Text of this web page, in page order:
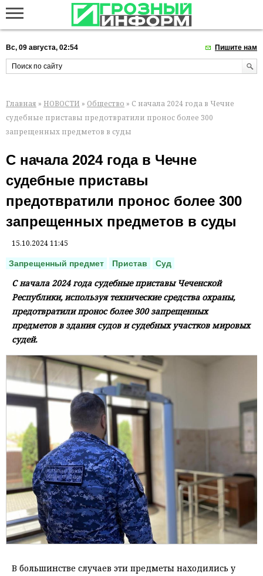
Вс, 09 августа, 02:54 Пишите нам
Главная » НОВОСТИ » Общество » С начала 2024 года в Чечне
судебные приставы предотвратили пронос более 300
запрещенных предметов в суды
С начала 2024 года в Чечне
судебные приставы
предотвратили пронос более 300
запрещенных предметов в суды
15.10.2024 11:45
Запрещенный предмет Пристав Суд
С начала 2024 года судебные приставы Чеченской
Республики, используя технические средства охраны,
предотвратили пронос более 300 запрещенных
предметов в здания судов и судебных участков мировых
судей.
В большинстве случаев эти предметы находились у